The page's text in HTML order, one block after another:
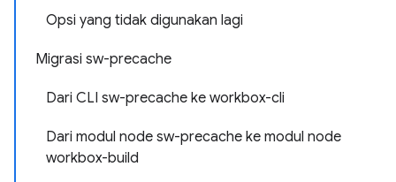
Opsi yang tidak digunakan lagi
Migrasi sw-precache
Dari CLI sw-precache ke workbox-cli
Dari modul node sw-precache ke modul node
workbox-build